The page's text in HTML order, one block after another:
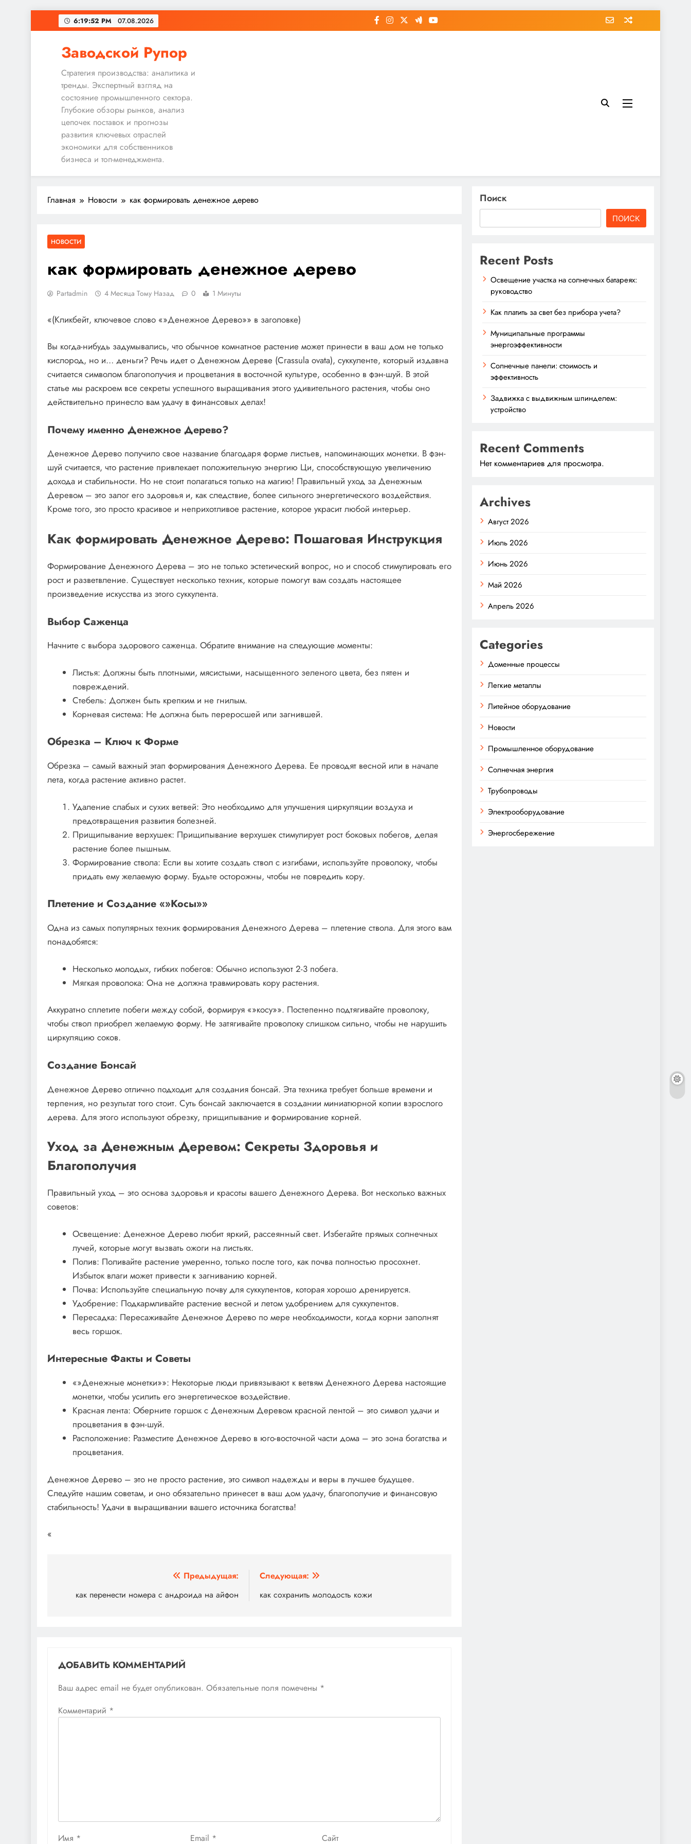
Перейти
к
6:19:53 PM 07.08.2026
Заводской Рупор
Стратегия производства: аналитика и
тренды. Экспертный взгляд на
состояние промышленного сектора.
Глубокие обзоры рынков, анализ
цепочек поставок и прогнозы
развития ключевых отраслей
экономики для собственников
бизнеса и топ-менеджмента.
Главная Новости как формировать денежное дерево
НОВОСТИ
как формировать денежное дерево
Partadmin 4 Месяца Тому Назад 0 1 Минуты
«(Кликбейт, ключевое слово «»Денежное Дерево»» в заголовке)
Вы когда-нибудь задумывались, что обычное комнатное растение может принести в ваш дом не только
кислород, но и… деньги? Речь идет о Денежном Дереве (Crassula ovata), суккуленте, который издавна
считается символом благополучия и процветания в восточной культуре, особенно в фэн-шуй. В этой
статье мы раскроем все секреты успешного выращивания этого удивительного растения, чтобы оно
действительно принесло вам удачу в финансовых делах!
Почему именно Денежное Дерево?
Денежное Дерево получило свое название благодаря форме листьев, напоминающих монетки. В фэн-
шуй считается, что растение привлекает положительную энергию Ци, способствующую увеличению
дохода и стабильности. Но не стоит полагаться только на магию! Правильный уход за Денежным
Деревом – это залог его здоровья и, как следствие, более сильного энергетического воздействия.
Кроме того, это просто красивое и неприхотливое растение, которое украсит любой интерьер.
Как формировать Денежное Дерево: Пошаговая Инструкция
Формирование Денежного Дерева – это не только эстетический вопрос, но и способ стимулировать его
рост и разветвление. Существует несколько техник, которые помогут вам создать настоящее
произведение искусства из этого суккулента.
Выбор Саженца
Начните с выбора здорового саженца. Обратите внимание на следующие моменты:
Листья: Должны быть плотными, мясистыми, насыщенного зеленого цвета, без пятен и
повреждений.
Стебель: Должен быть крепким и не гнилым.
Корневая система: Не должна быть переросшей или загнившей.
Обрезка – Ключ к Форме
Обрезка – самый важный этап формирования Денежного Дерева. Ее проводят весной или в начале
лета, когда растение активно растет.
Удаление слабых и сухих ветвей: Это необходимо для улучшения циркуляции воздуха и
предотвращения развития болезней.
Прищипывание верхушек: Прищипывание верхушек стимулирует рост боковых побегов, делая
растение более пышным.
Формирование ствола: Если вы хотите создать ствол с изгибами, используйте проволоку, чтобы
придать ему желаемую форму. Будьте осторожны, чтобы не повредить кору.
Плетение и Создание «»Косы»»
Одна из самых популярных техник формирования Денежного Дерева – плетение ствола. Для этого вам
понадобятся:
Несколько молодых, гибких побегов: Обычно используют 2-3 побега.
Мягкая проволока: Она не должна травмировать кору растения.
Аккуратно сплетите побеги между собой, формируя «»косу»». Постепенно подтягивайте проволоку,
чтобы ствол приобрел желаемую форму. Не затягивайте проволоку слишком сильно, чтобы не нарушить
циркуляцию соков.
Создание Бонсай
Денежное Дерево отлично подходит для создания бонсай. Эта техника требует больше времени и
терпения, но результат того стоит. Суть бонсай заключается в создании миниатюрной копии взрослого
дерева. Для этого используют обрезку, прищипывание и формирование корней.
Уход за Денежным Деревом: Секреты Здоровья и
Благополучия
Правильный уход – это основа здоровья и красоты вашего Денежного Дерева. Вот несколько важных
советов:
Освещение: Денежное Дерево любит яркий, рассеянный свет. Избегайте прямых солнечных
лучей, которые могут вызвать ожоги на листьях.
Полив: Поливайте растение умеренно, только после того, как почва полностью просохнет.
Избыток влаги может привести к загниванию корней.
Почва: Используйте специальную почву для суккулентов, которая хорошо дренируется.
Удобрение: Подкармливайте растение весной и летом удобрением для суккулентов.
Пересадка: Пересаживайте Денежное Дерево по мере необходимости, когда корни заполнят
весь горшок.
Интересные Факты и Советы
«»Денежные монетки»»: Некоторые люди привязывают к ветвям Денежного Дерева настоящие
монетки, чтобы усилить его энергетическое воздействие.
Красная лента: Оберните горшок с Денежным Деревом красной лентой – это символ удачи и
процветания в фэн-шуй.
Расположение: Разместите Денежное Дерево в юго-восточной части дома – это зона богатства и
процветания.
Денежное Дерево – это не просто растение, это символ надежды и веры в лучшее будущее.
Следуйте нашим советам, и оно обязательно принесет в ваш дом удачу, благополучие и финансовую
стабильность! Удачи в выращивании вашего источника богатства!
«
Предыдущая:
как перенести номера с андроида на айфон
Следующая:
как сохранить молодость кожи
ДОБАВИТЬ КОММЕНТАРИЙ
Ваш адрес email не будет опубликован. Обязательные поля помечены *
Комментарий *
Имя * Email * Сайт
Поиск
ПОИСК
Recent Posts
Освещение участка на солнечных батареях:
руководство
Как платить за свет без прибора учета?
Муниципальные программы
энергоэффективности
Солнечные панели: стоимость и
эффективность
Задвижка с выдвижным шпинделем:
устройство
Recent Comments
Нет комментариев для просмотра.
Archives
Август 2026
Июль 2026
Июнь 2026
Май 2026
Апрель 2026
Categories
Доменные процессы
Легкие металлы
Литейное оборудование
Новости
Промышленное оборудование
Солнечная энергия
Трубопроводы
Электрооборудование
Энергосбережение